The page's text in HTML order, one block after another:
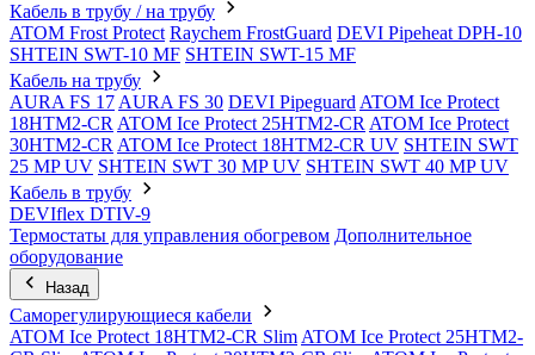
Кабель в трубу / на трубу
ATOM Frost Protect Raychem FrostGuard DEVI Pipeheat DPH-10
SHTEIN SWT-10 MF SHTEIN SWT-15 MF
Кабель на трубу
AURA FS 17 AURA FS 30 DEVI Pipeguard ATOM Ice Protect
18HTM2-CR ATOM Ice Protect 25HTM2-CR ATOM Ice Protect
30HTM2-CR ATOM Ice Protect 18HTM2-CR UV SHTEIN SWT
25 MP UV SHTEIN SWT 30 MP UV SHTEIN SWT 40 MP UV
Кабель в трубу
DEVIflex DTIV-9
Термостаты для управления обогревом Дополнительное
оборудование
Назад
Саморегулирующиеся кабели
ATOM Ice Protect 18HTM2-CR Slim ATOM Ice Protect 25HTM2-